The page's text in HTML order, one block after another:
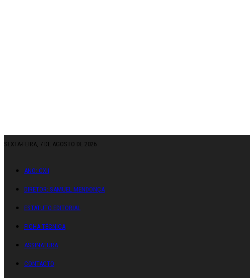
SEXTA-FEIRA, 7 DE AGOSTO DE 2026
ANO: CXII
DIRETOR: SAMUEL MENDONÇA
ESTATUTO EDITORIAL
FICHA TÉCNICA
ASSINATURA
CONTACTO